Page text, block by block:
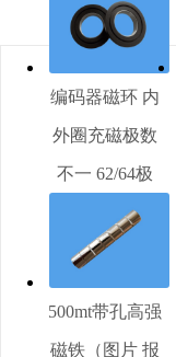
编码器磁环 内
外圈充磁极数
不一 62/64极
500mt带孔高强
磁铁（图片 报